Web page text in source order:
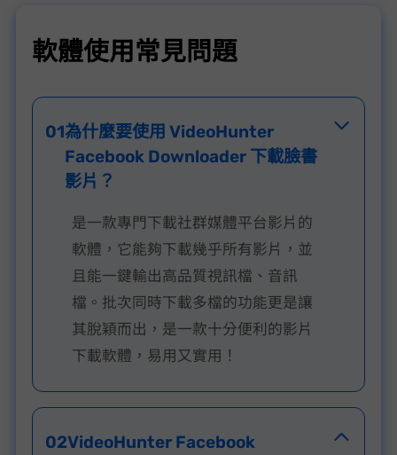
軟體使用常見問題
01為什麼要使用 VideoHunter
Facebook Downloader 下載臉書
影片？
VideoHunter Facebook Downloader 是一款專門下載 Facebook 社群媒體平台影片的
軟體，它能夠下載 Facebook 幾乎所有影片，並
且能一鍵輸出高品質 MP4 視訊檔、MP3 音訊
檔。批次同時下載多檔的功能更是讓
其脫穎而出，是一款十分便利的 FB 影片
下載軟體，易用又實用！
02VideoHunter Facebook